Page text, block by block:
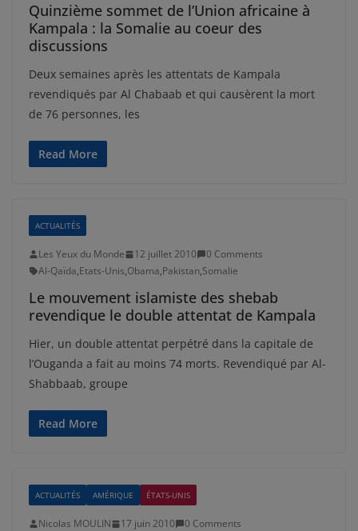
Quinzième sommet de l’Union africaine à
Kampala : la Somalie au coeur des
discussions
Deux semaines après les attentats de Kampala
revendiqués par Al Chabaab et qui causèrent la mort
de 76 personnes, les
Read More
ACTUALITÉS
Les Yeux du Monde 12 juillet 2010
0 Comments
Al-Qaïda,Etats-Unis,Obama,Pakistan,Somalie
Le mouvement islamiste des shebab
revendique le double attentat de Kampala
Hier, un double attentat perpétré dans la capitale de
l’Ouganda a fait au moins 74 morts. Revendiqué par Al-
Shabbaab, groupe
Read More
ACTUALITÉS AMÉRIQUE ÉTATS-UNIS
Nicolas MOULIN 17 juin 2010
0 Comments